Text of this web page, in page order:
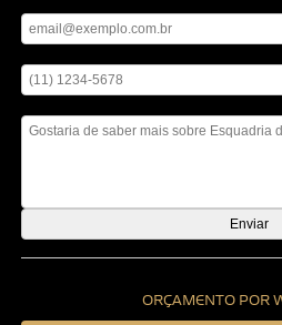
ORÇAMENTO POR